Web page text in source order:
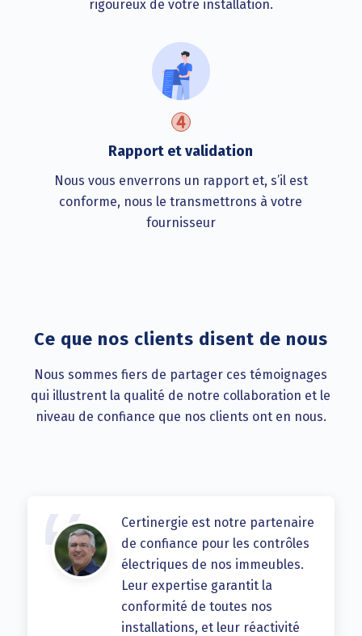
rigoureux de votre installation.
Rapport et validation
Nous vous enverrons un rapport et, s’il est
conforme, nous le transmettrons à votre
fournisseur
Ce que nos clients disent de nous
Nous sommes fiers de partager ces témoignages
qui illustrent la qualité de notre collaboration et le
niveau de confiance que nos clients ont en nous.
Certinergie est notre partenaire
de confiance pour les contrôles
électriques de nos immeubles.
Leur expertise garantit la
conformité de toutes nos
installations, et leur réactivité